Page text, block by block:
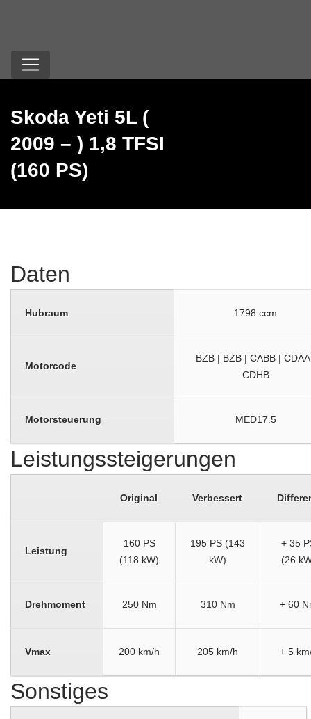
Skoda Yeti 5L (
2009 – ) 1,8 TFSI
(160 PS)
Daten
Hubraum 1798 ccm
Motorcode
BZB | BZB | CABB |
CDHB
Motorsteuerung MED17.5
Leistungssteigerungen
Original Verbessert
Leistung
160 PS
(118 kW)
195 PS (143
kW)
+ 35
(26
Drehmoment 250 Nm 310 Nm + 60
Vmax 200 km/h 205 km/h + 5
Sonstiges